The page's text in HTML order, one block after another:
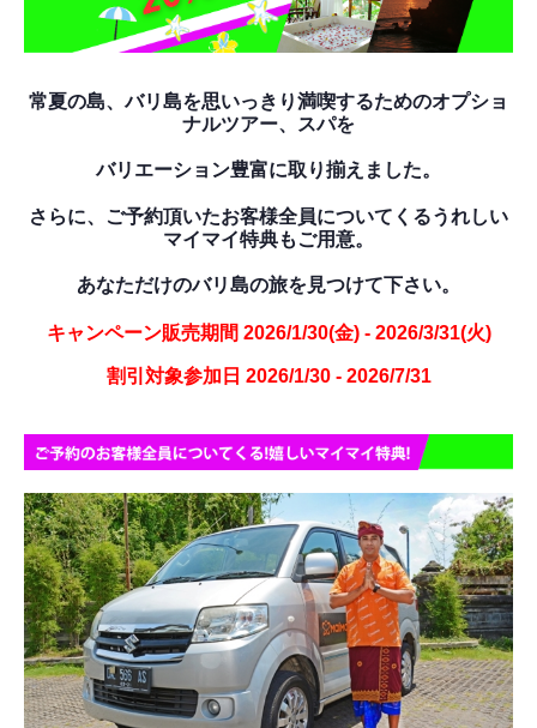
常夏の島、バリ島を思いっきり満喫するためのオプショ
ナルツアー、スパを
バリエーション豊富に取り揃えました。
さらに、ご予約頂いたお客様全員についてくるうれしい
マイマイ特典もご用意。
あなただけのバリ島の旅を見つけて下さい。
キャンペーン販売期間 2026/1/30(金) - 2026/3/31(火)
割引対象参加日 2026/1/30 - 2026/7/31